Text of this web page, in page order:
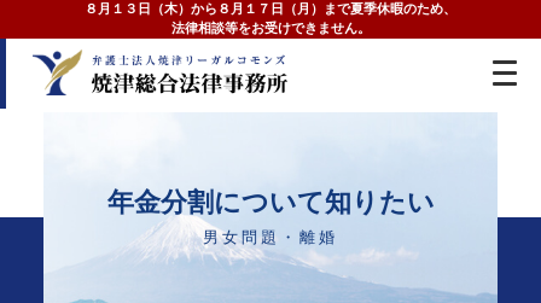
８月１３日（木）から８月１７日（月）まで夏季休暇のため、
法律相談等をお受けできません。
年金分割について知りたい
男女問題・離婚